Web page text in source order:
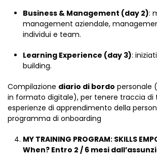
Business & Management (day 2):
management aziendale,
individui e team.
Learning Experience (day 3):
building.
Compilazione diario di bordo personale
in formato digitale), per tenere traccia di
esperienze di apprendimento della
programma di onboarding
MY TRAINING PROGRAM: SKILLS
When? Entro 2 / 6 mesi